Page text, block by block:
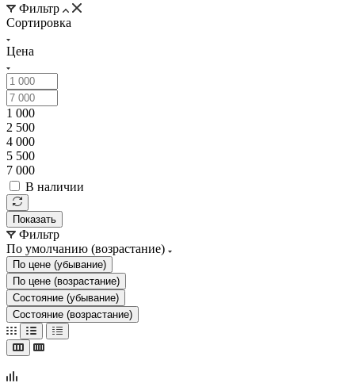
Фильтр
Сортировка
Цена
1 000
2 500
4 000
5 500
7 000
В наличии
Показать
Фильтр
По умолчанию (возрастание)
По цене (убывание)
По цене (возрастание)
Состояние (убывание)
Состояние (возрастание)